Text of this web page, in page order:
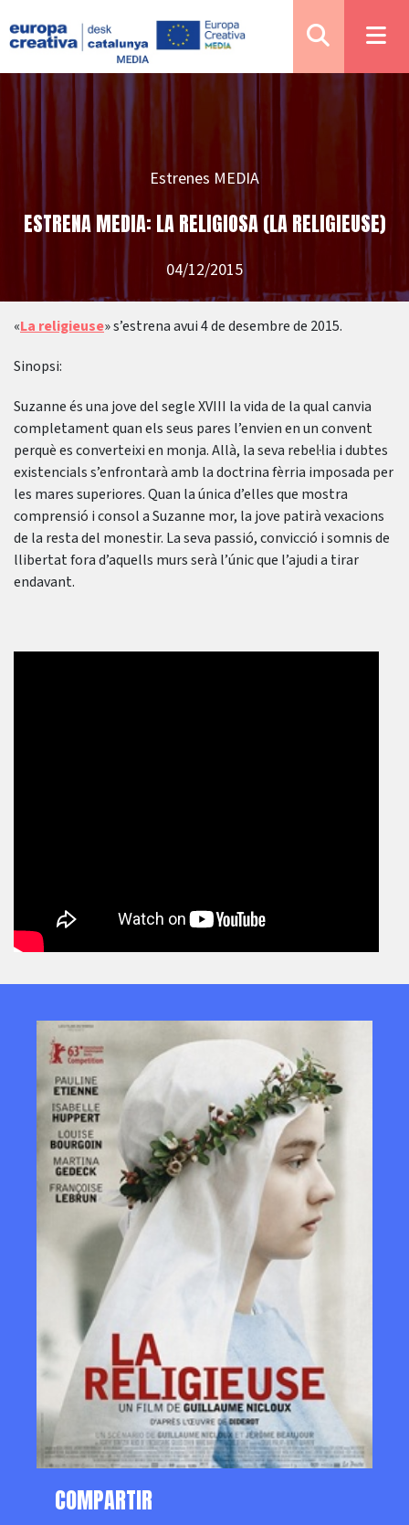
Estrenes MEDIA
ESTRENA MEDIA: LA RELIGIOSA (LA RELIGIEUSE)
04/12/2015
«La religieuse» s’estrena avui 4 de desembre de 2015.
Sinopsi:
Suzanne és una jove del segle XVIII la vida de la qual canvia
completament quan els seus pares l’envien en un convent
perquè es converteixi en monja. Allà, la seva rebel·lia i dubtes
existencials s’enfrontarà amb la doctrina fèrria imposada per
les mares superiores. Quan la única d’elles que mostra
comprensió i consol a Suzanne mor, la jove patirà vexacions
de la resta del monestir. La seva passió, convicció i somnis de
llibertat fora d’aquells murs serà l’únic que l’ajudi a tirar
endavant.
COMPARTIR